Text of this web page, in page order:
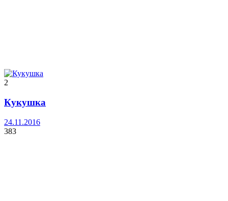
2
Кукушка
24.11.2016
383